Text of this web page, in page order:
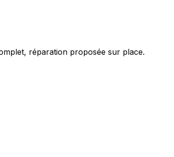
réparation proposée sur place.